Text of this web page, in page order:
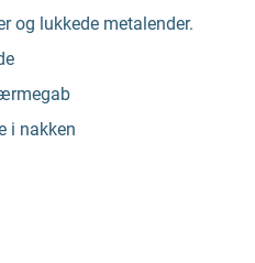
og lukkede metalender.
i nakken